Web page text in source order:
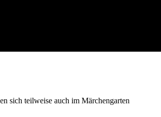
sich teilweise auch im Märchengarten